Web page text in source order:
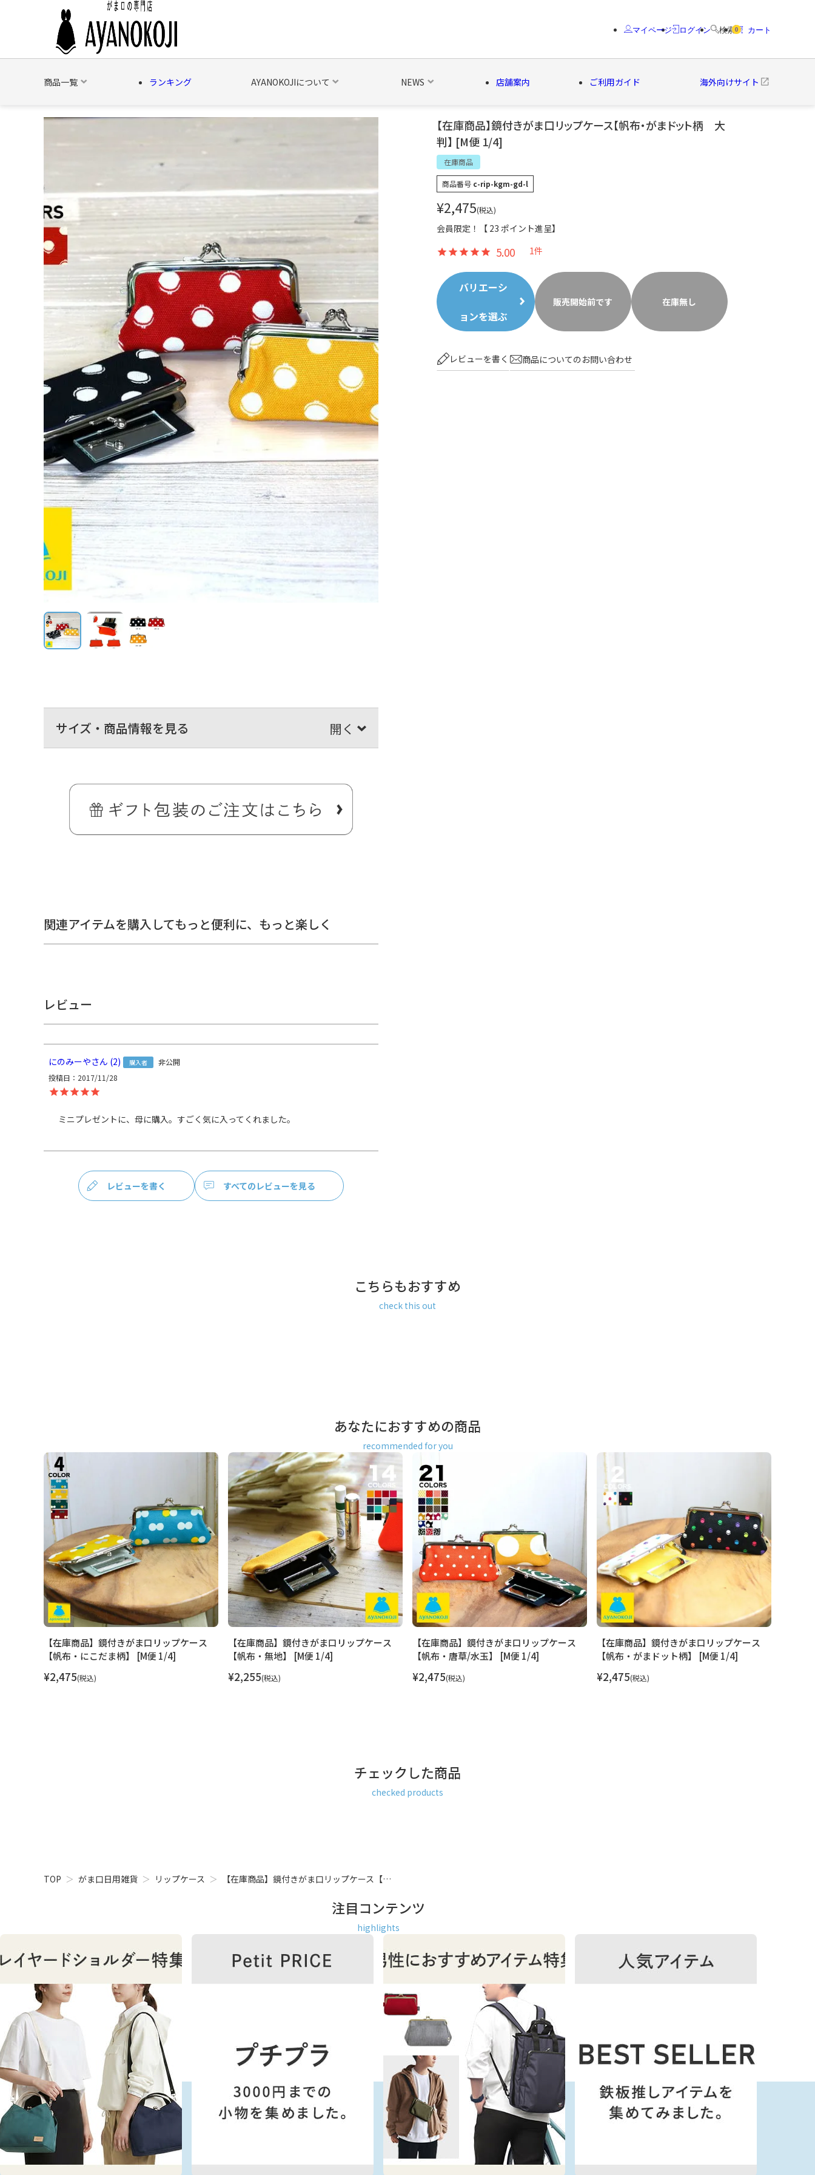
マイページ ログイン 検索 0 カート
商品一覧 ランキング AYANOKOJIについて NEWS 店舗案内 ご利用ガイド 海外向けサイト
日用雑貨 シーズン品
【在庫商品】鏡付きがま口リップケース【帆布・がまドット柄 大
判】 [M便 1/4]
在庫商品
商品番号 c-rip-kgm-gd-l
¥2,475 税込
会員限定！【 23 ポイント進呈】
5.00 1
バリエーシ
ョンを選ぶ
販売開始前です 在庫無し
レビューを書く 商品についてのお問い合わせ
サイズ・商品情報を見る
帆布シリーズ＞
関連アイテムを購入してもっと便利に、 もっと楽しく
レビュー
にのみーや 2 購入者
非公開
投稿日
2017/11/28
ミニプレゼントに、母に購入。すごく気に入ってくれました。
レビューを書く すべてのレビューを見る
こちらもおすすめ
check this out
あなたにおすすめの商品
recommended for you
【在庫商品】鏡付きがま口リップケース
【帆布・にこだま柄】 [M便 1/4]
¥2,475 税込
【在庫商品】鏡付きがま口リップケース
【帆布・無地】 [M便 1/4]
¥2,255 税込
【在庫商品】鏡付きがま口リップケース
【帆布・唐草/水玉】 [M便 1/4]
¥2,475 税込
【在庫商品】鏡付きがま口リップケース
【帆布・がまドット柄】 [M便 1/4]
¥2,475 税込
チェックした商品
checked products
TOP がま口日用雑貨 リップケース 【在庫商品】鏡付きがま口リップケース【…
注目コンテンツ
highlights